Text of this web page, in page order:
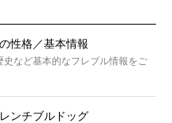
性格／基本情報
など基本的なフレブル情報をご
ンチブルドッグ